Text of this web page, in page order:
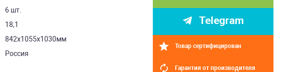
6 шт.
18,1
842х1055х1030мм
Россия
Telegram
Товар сертифицирован
Гарантия от производителя